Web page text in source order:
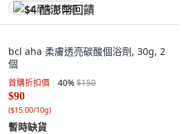
$4 酷澎幣回饋
bcl aha 柔膚透亮碳酸個浴劑, 30g, 2
個
首購折扣價 40%$150
$90
($15.00/10g)
暫時缺貨